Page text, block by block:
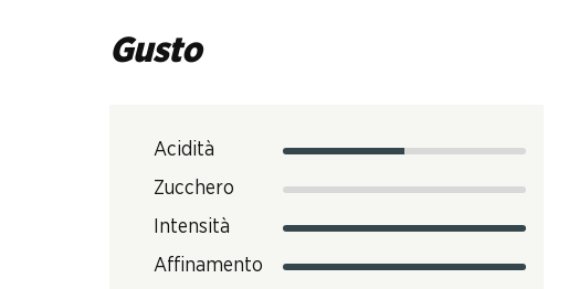
Gusto
Acidità
Zucchero
Intensità
Affinamento